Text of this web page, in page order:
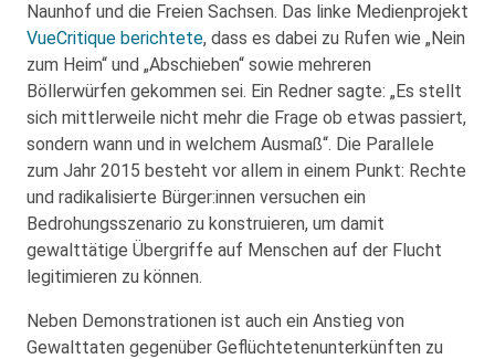
Naunhof und die Freien Sachsen. Das linke Medienprojekt
VueCritique berichtete, dass es dabei zu Rufen wie „Nein
zum Heim“ und „Abschieben“ sowie mehreren
Böllerwürfen gekommen sei. Ein Redner sagte: „Es stellt
sich mittlerweile nicht mehr die Frage ob etwas passiert,
sondern wann und in welchem Ausmaß“. Die Parallele
zum Jahr 2015 besteht vor allem in einem Punkt: Rechte
und radikalisierte Bürger:innen versuchen ein
Bedrohungsszenario zu konstruieren, um damit
gewalttätige Übergriffe auf Menschen auf der Flucht
legitimieren zu können.
Neben Demonstrationen ist auch ein Anstieg von
Gewalttaten gegenüber Geflüchtetenunterkünften zu